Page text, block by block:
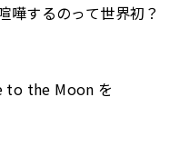
嘩するのって世界初？
to the Moon を